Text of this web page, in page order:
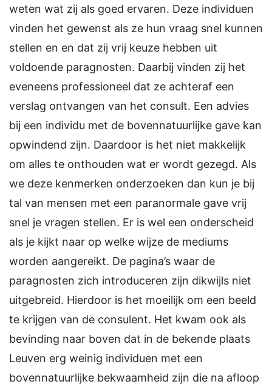
weten wat zij als goed ervaren. Deze individuen
vinden het gewenst als ze hun vraag snel kunnen
stellen en en dat zij vrij keuze hebben uit
voldoende paragnosten. Daarbij vinden zij het
eveneens professioneel dat ze achteraf een
verslag ontvangen van het consult. Een advies
bij een individu met de bovennatuurlijke gave kan
opwindend zijn. Daardoor is het niet makkelijk
om alles te onthouden wat er wordt gezegd. Als
we deze kenmerken onderzoeken dan kun je bij
tal van mensen met een paranormale gave vrij
snel je vragen stellen. Er is wel een onderscheid
als je kijkt naar op welke wijze de mediums
worden aangereikt. De pagina’s waar de
paragnosten zich introduceren zijn dikwijls niet
uitgebreid. Hierdoor is het moeilijk om een beeld
te krijgen van de consulent. Het kwam ook als
bevinding naar boven dat in de bekende plaats
Leuven erg weinig individuen met een
bovennatuurlijke bekwaamheid zijn die na afloop